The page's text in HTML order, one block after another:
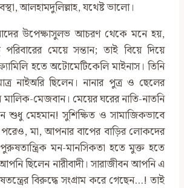
আলহামদুলিল্লাহ, যথেষ্ট ভালো।
উপেক্ষাসুলভ আচরণ থেকে মনে হয়,
মেয়ে সন্তান; তাই বিয়ে দিয়ে
হতে অটোমেটিকেলি মাইনাস। তিনি
নাইঅরি ছিলেন। নানার পুত্র ও ছেলের
মালিক-মেজবান‌। মেয়ের ঘরের নাতি-নাতনি
শুধু মেহমান! সুশিক্ষিত ও সামাজিকভাবে
পরেও, মা, আপনার বাপের বাড়ির লোকদের
মন-মানসিকতা হতে মুক্ত হতে
ছিলেন নারীবাদী। সারাজীবন আপনি এ
বিরুদ্ধে সংগ্রাম করে গেছেন…! তাই